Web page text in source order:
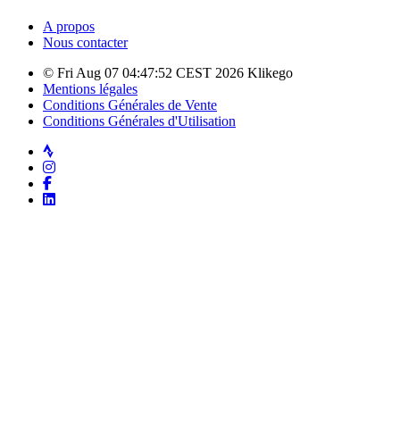
A propos
Nous contacter
© Fri Aug 07 04:47:52 CEST 2026 Klikego
Mentions légales
Conditions Générales de Vente
Conditions Générales d'Utilisation
Strava
Instagram
Facebook
LinkedIn